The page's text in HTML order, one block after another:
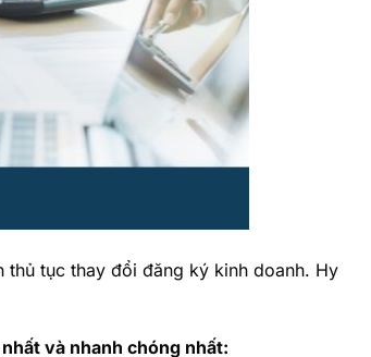
tục thay đổi đăng ký kinh doanh. Hy
và nhanh chóng nhất: